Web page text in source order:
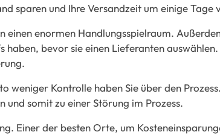
sparen und Ihre Versandzeit um einige Tage
enormen Handlungsspielraum.
bevor sie einen Lieferanten auswählen.
weniger Kontrolle haben Sie über den Prozess.
und somit zu einer Störung im Prozess.
Einer der besten Orte, um